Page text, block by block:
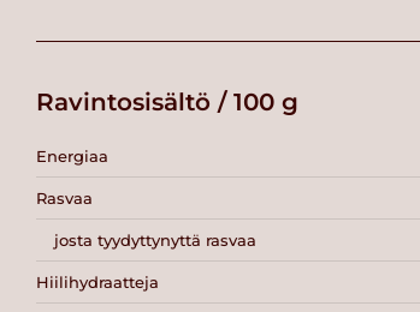
Ravintosisältö / 100 g
Energiaa
Rasvaa
josta tyydyttynyttä rasvaa
Hiilihydraatteja